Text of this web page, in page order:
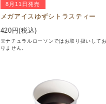
8月11日発売
メガアイスゆずシトラスティー
420 円(税込)
※ナチュラルローソンではお取り扱いしてお
りません。